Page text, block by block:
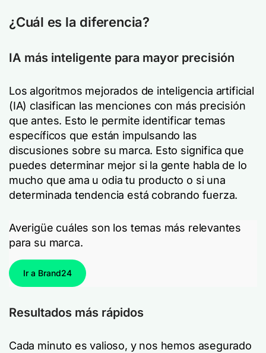
¿Cuál es la diferencia?
IA más inteligente para mayor precisión
Los algoritmos mejorados de inteligencia artificial
(IA) clasifican las menciones con más precisión
que antes. Esto le permite identificar temas
específicos que están impulsando las
discusiones sobre su marca. Esto significa que
puedes determinar mejor si la gente habla de lo
mucho que ama u odia tu producto o si una
determinada tendencia está cobrando fuerza.
Averigüe cuáles son los temas más relevantes
para su marca.
Ir a Brand24
Resultados más rápidos
Cada minuto es valioso, y nos hemos asegurado